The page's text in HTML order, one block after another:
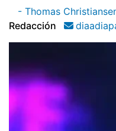
- Thomas
Redacción